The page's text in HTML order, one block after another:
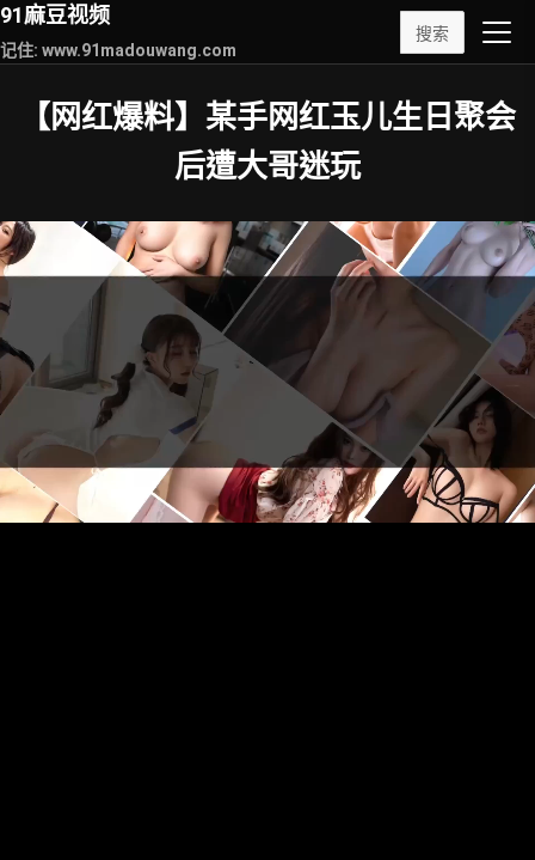
91麻豆视频
记住: www.91madouwang.com
搜索
【网红爆料】某手网红玉儿生日聚会
后遭大哥迷玩